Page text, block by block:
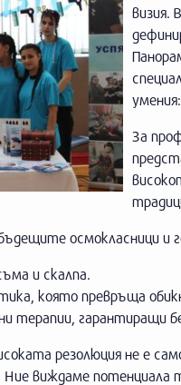
визия.
За
осмокласници и
и скалпа.
която превръща
терапии, гарантиращи
резолюция не е
виждаме